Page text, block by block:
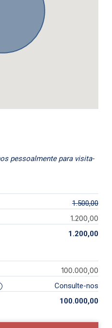
pessoalmente para visita-
1.500,00
1.200,00
1.200,00
100.000,00
Consulte-nos
100.000,00